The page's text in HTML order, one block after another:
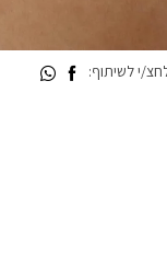
י לשיתוף: